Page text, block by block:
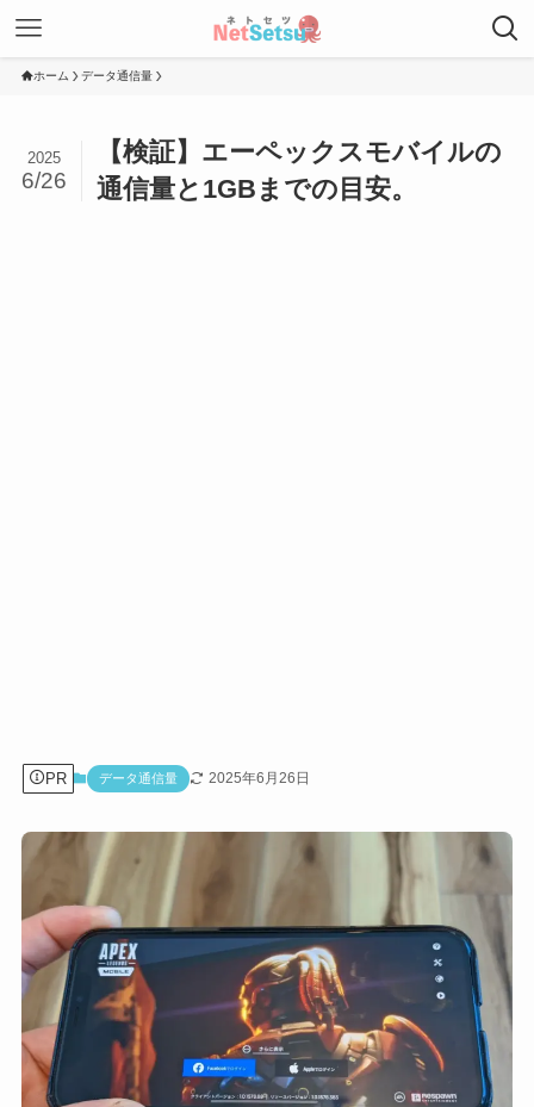
ホーム データ通信量
【検証】エーペックスモバイルの
通信量と1GBまでの目安。
2025
6/26
PR データ通信量 2025年6月26日